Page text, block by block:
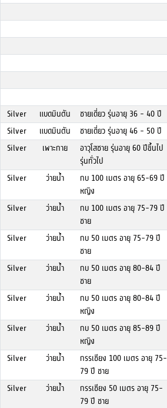
Silver
แบดมินตัน ชายเดี่ยว รุ่นอายุ 36 - 40 ปี
Silver
แบดมินตัน ชายเดี่ยว รุ่นอายุ 46 - 50 ปี
Silver
เพาะกาย
อาวุโสชาย รุ่นอายุ 60 ปีขึ้นไป
รุ่นทั่วไป
Silver ว่ายน้ำ
กบ 100 เมตร อายุ 65-69 ปี
หญิง
Silver ว่ายน้ำ
กบ 100 เมตร อายุ 75-79 ปี
ชาย
Silver ว่ายน้ำ
กบ 50 เมตร อายุ 75-79 ปี
ชาย
Silver ว่ายน้ำ
กบ 50 เมตร อายุ 80-84 ปี
ชาย
Silver ว่ายน้ำ
กบ 50 เมตร อายุ 80-84 ปี
หญิง
Silver ว่ายน้ำ
กบ 50 เมตร อายุ 85-89 ปี
หญิง
Silver ว่ายน้ำ
กรรเชียง 100 เมตร อายุ 75-
79 ปี ชาย
Silver ว่ายน้ำ
กรรเชียง 50 เมตร อายุ 75-
79 ปี ชาย